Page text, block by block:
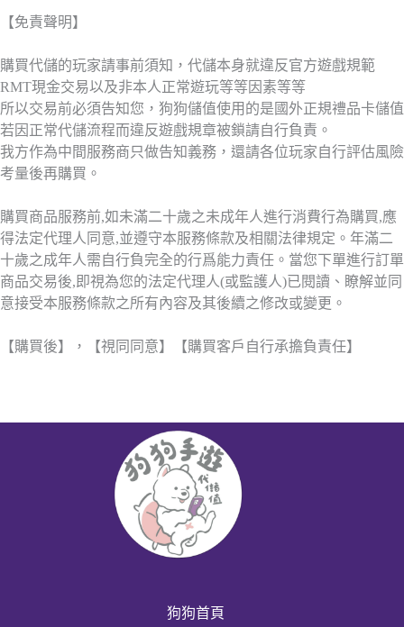
【免責聲明】
購買代儲的玩家請事前須知，代儲本身就違反官方遊戲規範
RMT現金交易以及非本人正常遊玩等等因素等等
所以交易前必須告知您，狗狗儲值使用的是國外正規禮品卡儲值
若因正常代儲流程而違反遊戲規章被鎖請自行負責。
我方作為中間服務商只做告知義務，還請各位玩家自行評估風險
考量後再購買。
購買商品服務前,如未滿二十歲之未成年人進行消費行為購買,應
得法定代理人同意,並遵守本服務條款及相關法律規定。年滿二
十歲之成年人需自行負完全的行爲能力責任。當您下單進行訂單
商品交易後,即視為您的法定代理人(或監護人)已閱讀、瞭解並同
意接受本服務條款之所有內容及其後續之修改或變更。
【購買後】，【視同同意】【購買客戶自行承擔負責任】
狗狗首頁